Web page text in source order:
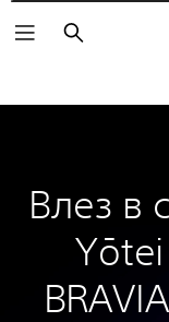
Търсене
Влез в